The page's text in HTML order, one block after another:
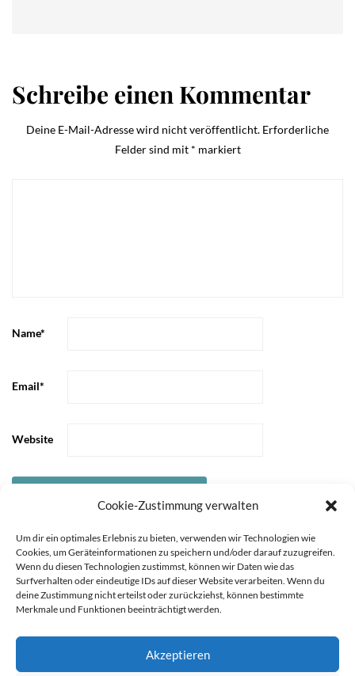
Cookie-Zustimmung verwalten
Um dir ein optimales Erlebnis zu bieten, verwenden wir Technologien wie
Cookies, um Geräteinformationen zu speichern und/oder darauf zuzugreifen.
Wenn du diesen Technologien zustimmst, können wir Daten wie das
Surfverhalten oder eindeutige IDs auf dieser Website verarbeiten. Wenn du
deine Zustimmung nicht erteilst oder zurückziehst, können bestimmte
Merkmale und Funktionen beeinträchtigt werden.
Akzeptieren
Schreibe einen Kommentar
Deine E-Mail-Adresse wird nicht veröffentlicht. Erforderliche
Felder sind mit * markiert
Name*
Email*
Website